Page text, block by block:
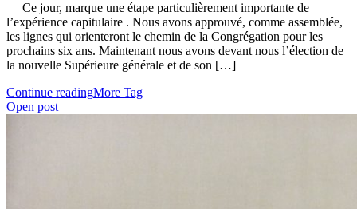
Ce jour, marque une étape particulièrement importante de
l’expérience capitulaire . Nous avons approuvé, comme assemblée,
les lignes qui orienteront le chemin de la Congrégation pour les
prochains six ans. Maintenant nous avons devant nous l’élection de
la nouvelle Supérieure générale et de son […]
Continue readingMore Tag
Open post